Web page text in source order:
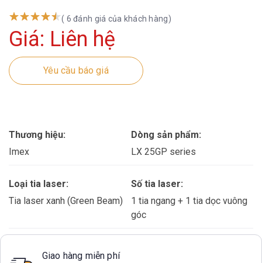
( 6 đánh giá của khách hàng)
Giá: Liên hệ
Yêu cầu báo giá
Thương hiệu:
Imex
Dòng sản phẩm:
LX 25GP series
Loại tia laser:
Tia laser xanh (Green Beam)
Số tia laser:
1 tia ngang + 1 tia dọc vuông
góc
Giao hàng miễn phí